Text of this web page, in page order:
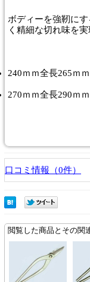
ボディーを強靭に
く精細な切れ味を実
240ｍｍ全長265ｍ
270ｍｍ全長290ｍ
口コミ情報（0件）